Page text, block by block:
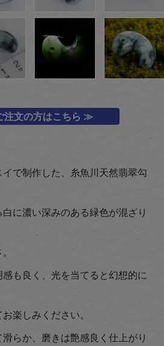
注文の方はこちら ≫
で制作した、糸魚川天然翡翠勾
に濃い深みのある緑色が混ざり
も良く、光を当てると幻想的に
楽しみください。
らか、磨きは艶感良く仕上がり